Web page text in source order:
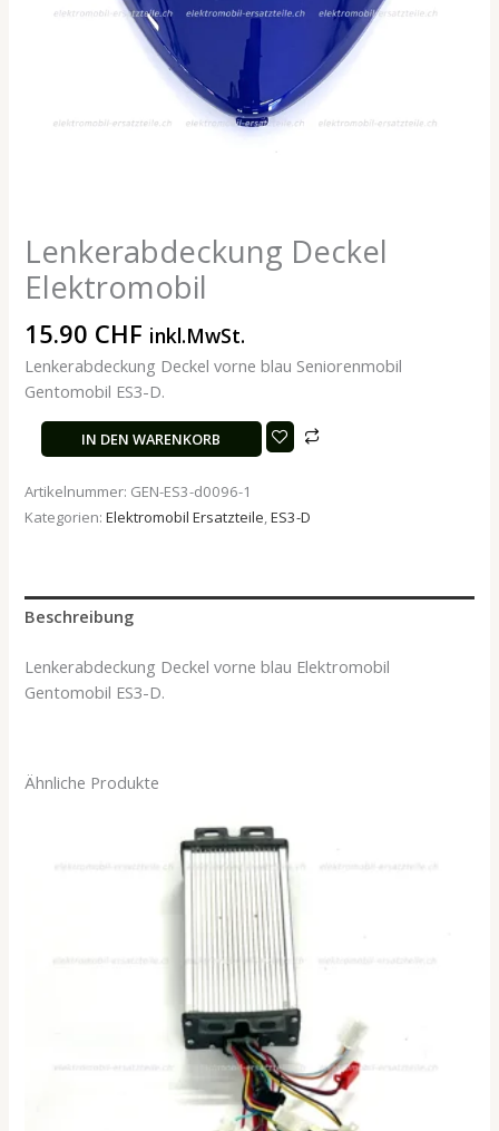
Lenkerabdeckung Deckel
Elektromobil
15.90 CHF inkl.MwSt.
Lenkerabdeckung Deckel vorne blau Seniorenmobil
Gentomobil ES3-D.
IN DEN WARENKORB
Artikelnummer: GEN-ES3-d0096-1
Kategorien:Elektromobil Ersatzteile,ES3-D
Beschreibung
Lenkerabdeckung Deckel vorne blau Elektromobil
Gentomobil ES3-D.
Ähnliche Produkte